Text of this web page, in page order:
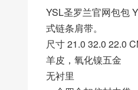
YSL圣罗兰官网包包
式链条肩带。
尺寸 21.0 32.0 22.0
羊皮，氧化镍五金
无衬里